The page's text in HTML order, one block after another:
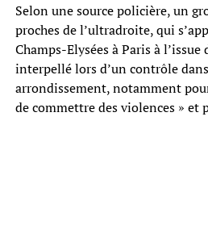
Selon une source policière, un
proches de l’ultradroite, qui
Champs-Elysées à Paris à
interpellé lors d’un contrôle
arrondissement, notamment
de commettre des violences » et